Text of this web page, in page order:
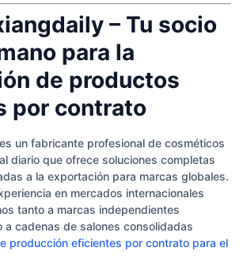
– Tu socio
para la
de productos
por contrato
es un fabricante profesional de cosméticos
diario que ofrece soluciones completas
a la exportación para marcas globales.
en mercados internacionales
tanto a marcas independientes
a cadenas de salones consolidadas
producción eficientes por contrato para el